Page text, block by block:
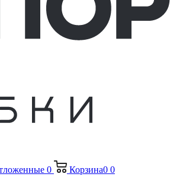
0 Корзина0 0